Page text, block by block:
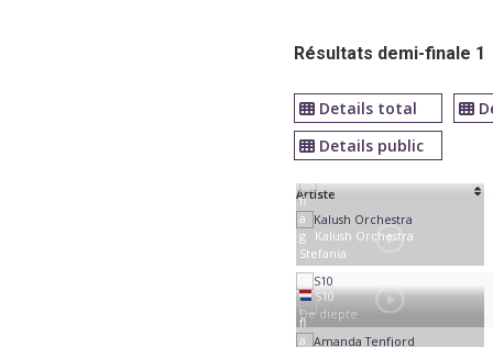
Résultats demi-finale 1
Details total
Details public
Artiste
Kalush Orchestra
Stefania
S10
De diepte